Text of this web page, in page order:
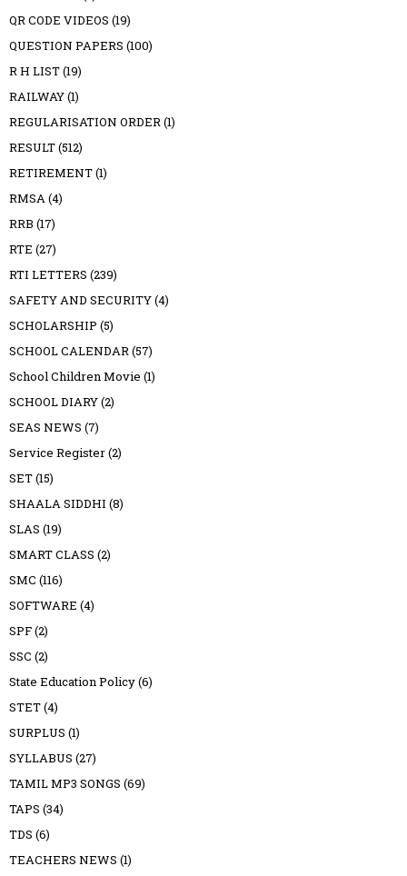
QR CODE VIDEOS (19)
QUESTION PAPERS (100)
R H LIST(19)
RAILWAY(1)
REGULARISATION ORDER(1)
RESULT(512)
RETIREMENT(1)
RMSA(4)
RRB (17)
RTE (27)
RTI LETTERS (239)
SAFETY AND SECURITY(4)
SCHOLARSHIP (5)
SCHOOL CALENDAR(57)
School Children Movie (1)
SCHOOL DIARY(2)
SEAS NEWS (7)
Service Register(2)
SET(15)
SHAALA SIDDHI (8)
SLAS (19)
SMART CLASS (2)
SMC (116)
SOFTWARE (4)
SPF(2)
SSC (2)
State Education Policy(6)
STET(4)
SURPLUS (1)
SYLLABUS (27)
TAMIL MP3 SONGS (69)
TAPS (34)
TDS (6)
TEACHERS NEWS (1)